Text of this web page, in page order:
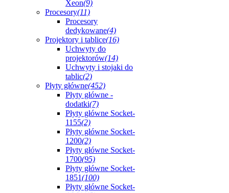
Xeon(9)
Procesory(11)
Procesory
dedykowane(4)
Projektory i tablice(16)
Uchwyty do
projektorów(14)
Uchwyty i stojaki do
tablic(2)
Płyty główne(452)
Płyty główne -
dodatki(7)
Płyty główne Socket-
1155(2)
Płyty główne Socket-
1200(2)
Płyty główne Socket-
1700(95)
Płyty główne Socket-
1851(100)
Płyty główne Socket-